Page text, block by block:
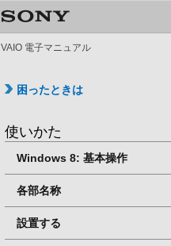
VAIO 電子マニュアル
困ったときは
使いかた
Windows 8: 基本操作
各部名称
設置する